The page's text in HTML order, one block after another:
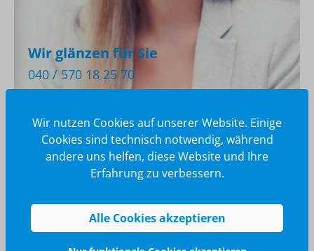
Wir glänzen für Sie
040 / 570 18 25 70
Jetzt anfragen
Wir nutzen Cookies auf unserer Website. Einige
Cookies sind technisch notwendig, während
andere uns helfen, diese Website und Ihre
Erfahrung zu verbessern.
Alle Cookies akzeptieren